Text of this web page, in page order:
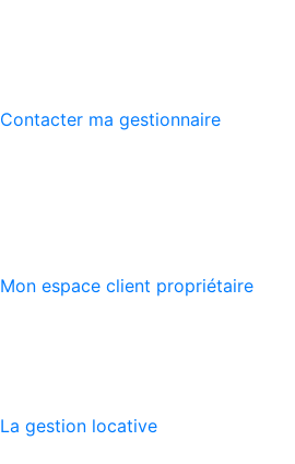
Contacter ma gestionnaire
Mon espace client propriétaire
La gestion locative